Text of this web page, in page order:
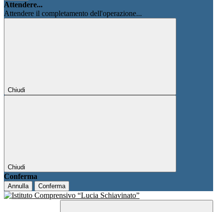
Attendere...
Attendere il completamento dell'operazione...
Chiudi
Chiudi
Conferma
Annulla Conferma